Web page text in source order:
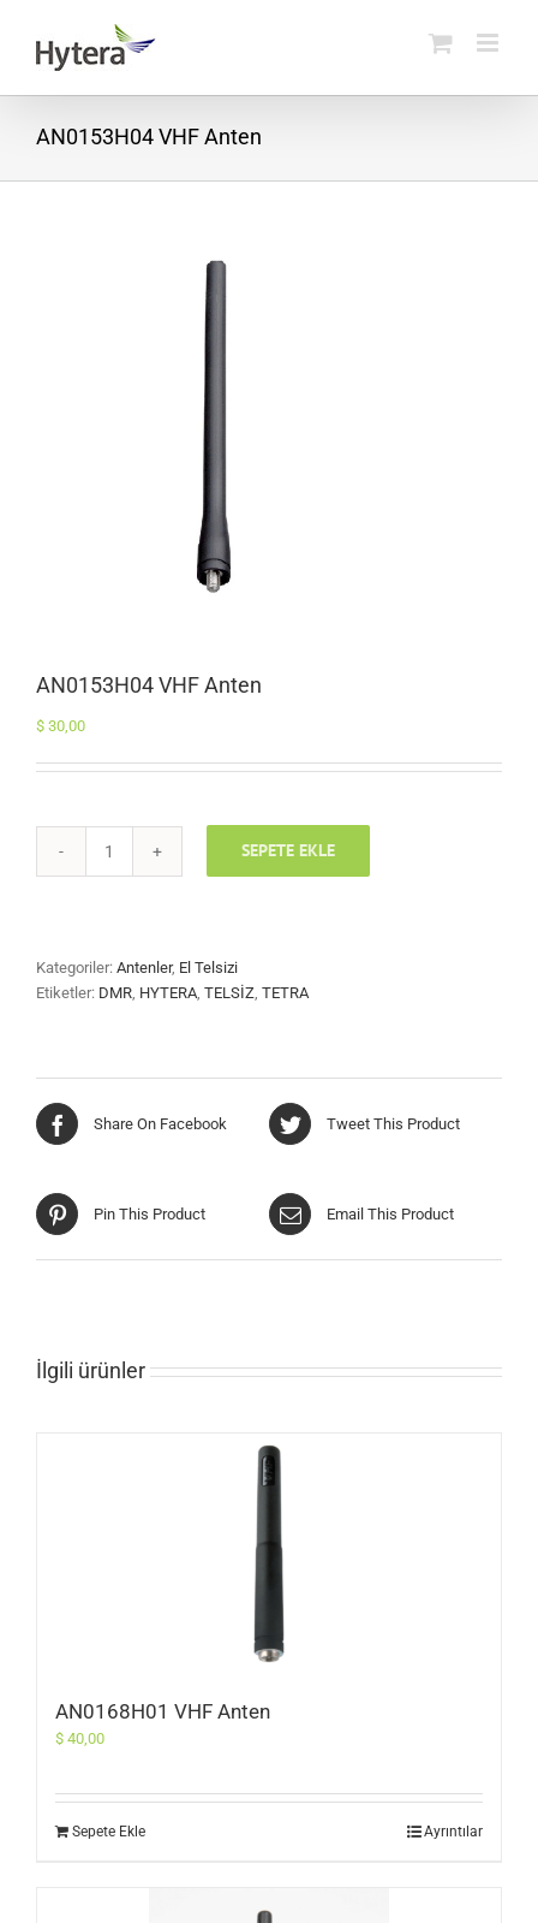
content
AN0153H04 VHF Anten
AN0153H04 VHF Anten
$ 30,00
AN0153H04
SEPETE EKLE
Kategoriler: Antenler, El Telsizi
Etiketler: DMR, HYTERA, TELSİZ, TETRA
Share On Facebook Tweet This Product
Pin This Product Email This Product
İlgili ürünler
AN0168H01 VHF Anten
$ 40,00
Sepete Ekle Ayrıntılar